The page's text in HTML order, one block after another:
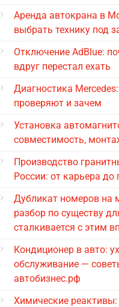
Аренда автокрана в
выбрать технику под
Отключение AdBlue:
вдруг перестал ехать
Диагностика
проверяют и зачем
Установка
совместимость,
Производство
России: от карьера до
Дубликат номеров на
разбор по существу
сталкивается с этим
Кондиционер в авто:
обслуживание —
автобизнес.рф
Химические реактивы: